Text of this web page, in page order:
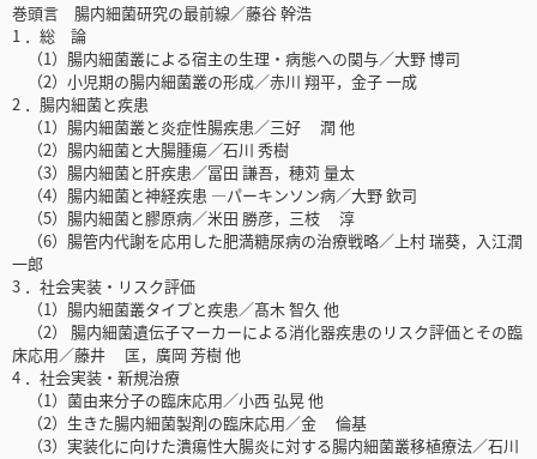
巻頭言 腸内細菌研究の最前線／藤谷 幹浩
1 ．総 論
（1）腸内細菌叢による宿主の生理・病態への関与／大野 博司
（2）小児期の腸内細菌叢の形成／赤川 翔平，金子 一成
2 ．腸内細菌と疾患
（1）腸内細菌叢と炎症性腸疾患／三好 潤 他
（2）腸内細菌と大腸腫瘍／石川 秀樹
（3）腸内細菌と肝疾患／冨田 謙吾，穂苅 量太
（4）腸内細菌と神経疾患 ―パーキンソン病／大野 欽司
（5）腸内細菌と膠原病／米田 勝彦，三枝 淳
（6）腸管内代謝を応用した肥満糖尿病の治療戦略／上村 瑞葵，入江潤
一郎
3 ．社会実装・リスク評価
（1）腸内細菌叢タイプと疾患／髙木 智久 他
（2） 腸内細菌遺伝子マーカーによる消化器疾患のリスク評価とその臨
床応用／藤井 匡，廣岡 芳樹 他
4 ．社会実装・新規治療
（1）菌由来分子の臨床応用／小西 弘晃 他
（2）生きた腸内細菌製剤の臨床応用／金 倫基
（3）実装化に向けた潰瘍性大腸炎に対する腸内細菌叢移植療法／石川